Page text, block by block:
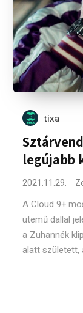
tixa
legújabb
2021.11.29.
A Cloud 9+
ütemű dallal
a Zuhannék
alatt született,